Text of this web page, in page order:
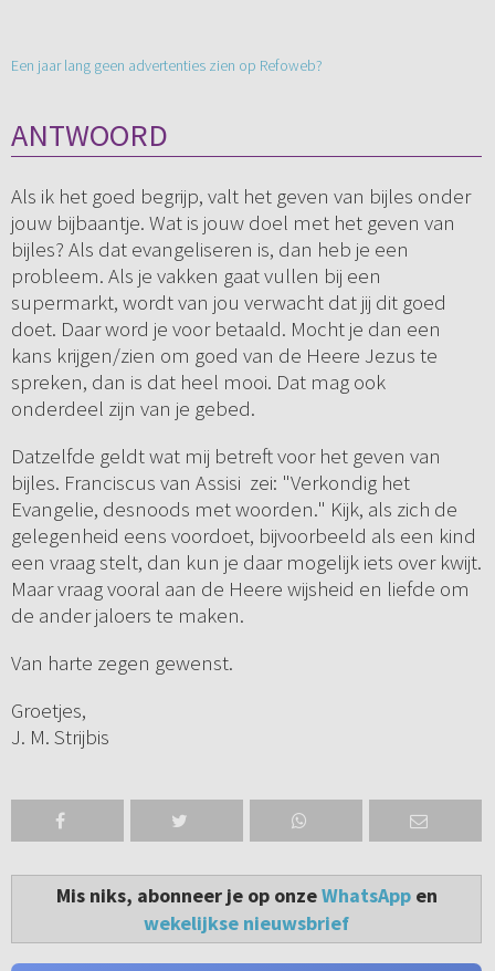
Een jaar lang geen advertenties zien op Refoweb?
ANTWOORD
Als ik het goed begrijp, valt het geven van bijles onder
jouw bijbaantje. Wat is jouw doel met het geven van
bijles? Als dat evangeliseren is, dan heb je een
probleem. Als je vakken gaat vullen bij een
supermarkt, wordt van jou verwacht dat jij dit goed
doet. Daar word je voor betaald. Mocht je dan een
kans krijgen/zien om goed van de Heere Jezus te
spreken, dan is dat heel mooi. Dat mag ook
onderdeel zijn van je gebed.
Datzelfde geldt wat mij betreft voor het geven van
bijles. Franciscus van Assisi zei: "Verkondig het
Evangelie, desnoods met woorden." Kijk, als zich de
gelegenheid eens voordoet, bijvoorbeeld als een kind
een vraag stelt, dan kun je daar mogelijk iets over kwijt.
Maar vraag vooral aan de Heere wijsheid en liefde om
de ander jaloers te maken.
Van harte zegen gewenst.
Groetjes,
J. M. Strijbis
Mis niks, abonneer je op onzeWhatsAppen
wekelijkse nieuwsbrief